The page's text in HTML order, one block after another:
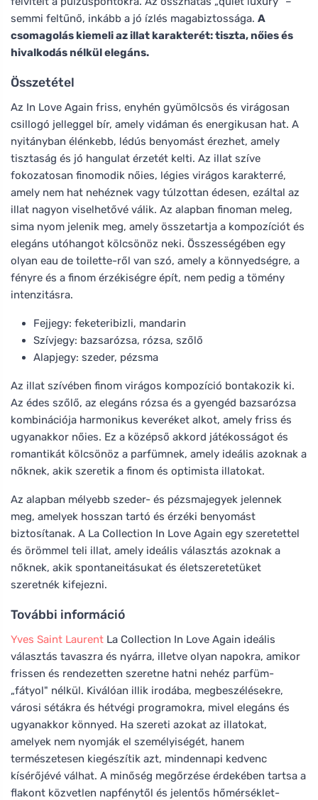
semmi feltűnő, inkább a jó ízlés magabiztossága. A
csomagolás kiemeli az illat karakterét: tiszta, nőies és
hivalkodás nélkül elegáns.
Összetétel
Az In Love Again friss, enyhén gyümölcsös és virágosan
csillogó jelleggel bír, amely vidáman és energikusan hat. A
nyitányban élénkebb, lédús benyomást érezhet, amely
tisztaság és jó hangulat érzetét kelti. Az illat szíve
fokozatosan finomodik nőies, légies virágos karakterré,
amely nem hat nehéznek vagy túlzottan édesen, ezáltal az
illat nagyon viselhetővé válik. Az alapban finoman meleg,
sima nyom jelenik meg, amely összetartja a kompozíciót és
elegáns utóhangot kölcsönöz neki. Összességében egy
olyan eau de toilette-ről van szó, amely a könnyedségre, a
fényre és a finom érzékiségre épít, nem pedig a tömény
intenzitásra.
Fejjegy: feketeribizli, mandarin
Szívjegy: bazsarózsa, rózsa, szőlő
Alapjegy: szeder, pézsma
Az illat szívében finom virágos kompozíció bontakozik ki.
Az édes szőlő, az elegáns rózsa és a gyengéd bazsarózsa
kombinációja harmonikus keveréket alkot, amely friss és
ugyanakkor nőies. Ez a középső akkord játékosságot és
romantikát kölcsönöz a parfümnek, amely ideális azoknak a
nőknek, akik szeretik a finom és optimista illatokat.
Az alapban mélyebb szeder- és pézsmajegyek jelennek
meg, amelyek hosszan tartó és érzéki benyomást
biztosítanak. A La Collection In Love Again egy szeretettel
és örömmel teli illat, amely ideális választás azoknak a
nőknek, akik spontaneitásukat és életszeretetüket
szeretnék kifejezni.
További információ
Yves Saint Laurent La Collection In Love Again ideális
választás tavaszra és nyárra, illetve olyan napokra, amikor
frissen és rendezetten szeretne hatni nehéz parfüm-
„fátyol" nélkül. Kiválóan illik irodába, megbeszélésekre,
városi sétákra és hétvégi programokra, mivel elegáns és
ugyanakkor könnyed. Ha szereti azokat az illatokat,
amelyek nem nyomják el személyiségét, hanem
természetesen kiegészítik azt, mindennapi kedvenc
kísérőjévé válhat. A minőség megőrzése érdekében tartsa a
flakont közvetlen napfénytől és jelentős hőmérséklet-